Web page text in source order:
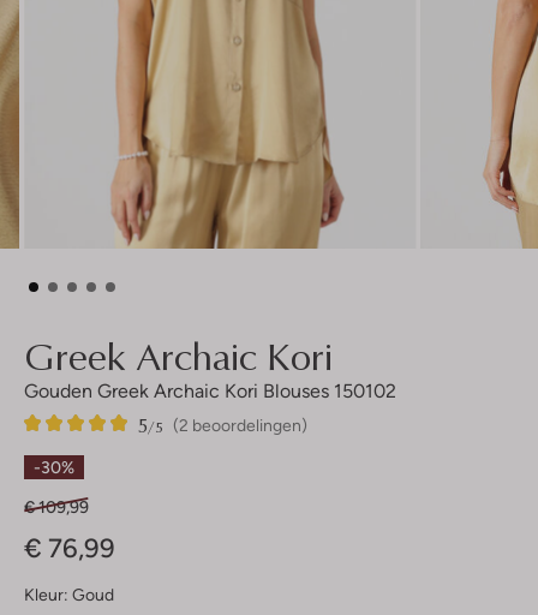
Greek Archaic Kori
Gouden Greek Archaic Kori Blouses 150102
(2 beoordelingen)
5/5
2
5
Sterren
-30%
€ 109,99
€ 76,99
Kleur: Goud